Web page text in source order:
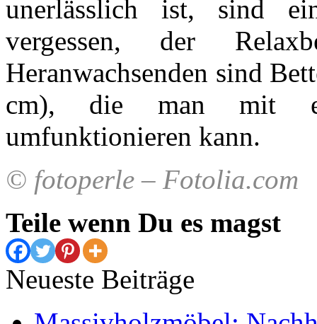
unerlässlich ist, sind
vergessen, der
Heranwachsenden sind
cm), die man mit
umfunktionieren kann.
© fotoperle – Fotolia.com
Teile wenn Du es magst
Neueste Beiträge